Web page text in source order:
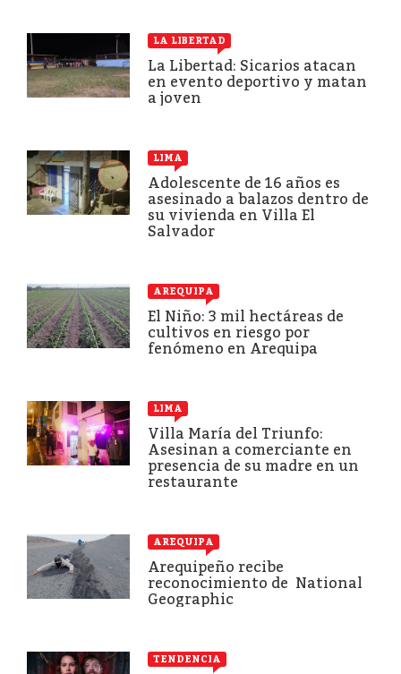
LA LIBERTAD
La Libertad: Sicarios atacan
en evento deportivo y matan
a joven
LIMA
Adolescente de 16 años es
asesinado a balazos dentro de
su vivienda en Villa El
Salvador
AREQUIPA
El Niño: 3 mil hectáreas de
cultivos en riesgo por
fenómeno en Arequipa
LIMA
Villa María del Triunfo:
Asesinan a comerciante en
presencia de su madre en un
restaurante
AREQUIPA
Arequipeño recibe
reconocimiento de National
Geographic
TENDENCIA